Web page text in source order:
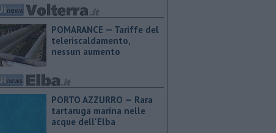
POMARANCE — Tariffe del
teleriscaldamento,
nessun aumento
PORTO AZZURRO — Rara
tartaruga marina nelle
acque dell'Elba